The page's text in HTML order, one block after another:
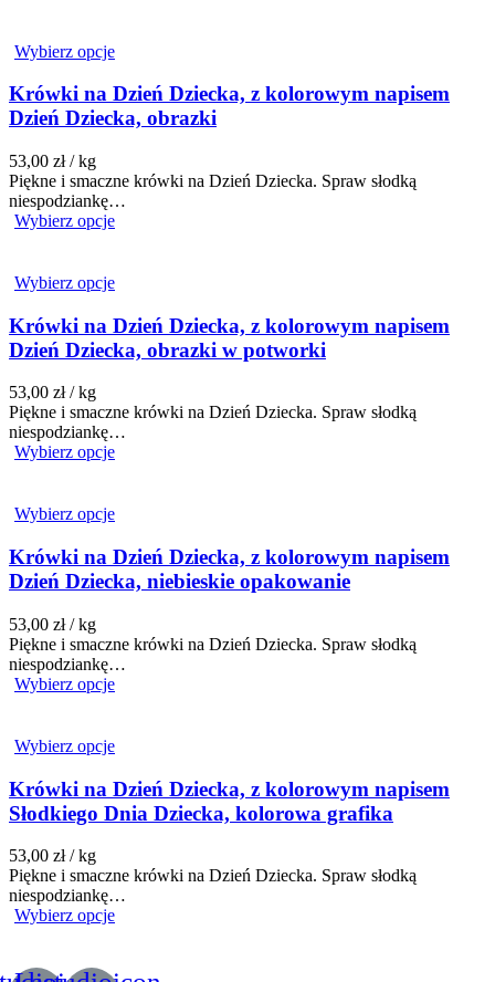
Wybierz opcje
Krówki na Dzień Dziecka, z kolorowym napisem
Dzień Dziecka, niebieskie opakowanie
53,00 zł / kg
Piękne i smaczne krówki na Dzień Dziecka. Spraw słodką
niespodziankę…
Wybierz opcje
Wybierz opcje
Krówki na Dzień Dziecka, z kolorowym napisem
Dzień Dziecka, obrazki
53,00 zł / kg
Piękne i smaczne krówki na Dzień Dziecka. Spraw słodką
niespodziankę…
Wybierz opcje
Wybierz opcje
Krówki na Dzień Dziecka, z kolorowym napisem
Dzień Dziecka, obrazki w potworki
53,00 zł / kg
Piękne i smaczne krówki na Dzień Dziecka. Spraw słodką
niespodziankę…
Wybierz opcje
Wybierz opcje
Krówki na Dzień Dziecka, z kolorowym napisem
Słodkiego Dnia Dziecka, kolorowa grafika
53,00 zł / kg
Piękne i smaczne krówki na Dzień Dziecka. Spraw słodką
niespodziankę…
Wybierz opcje